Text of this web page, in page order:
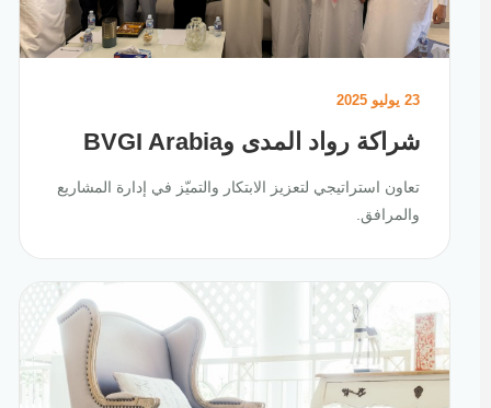
23 يوليو 2025
شراكة رواد المدى وBVGI Arabia
تعاون استراتيجي لتعزيز الابتكار والتميّز في إدارة المشاريع
والمرافق.